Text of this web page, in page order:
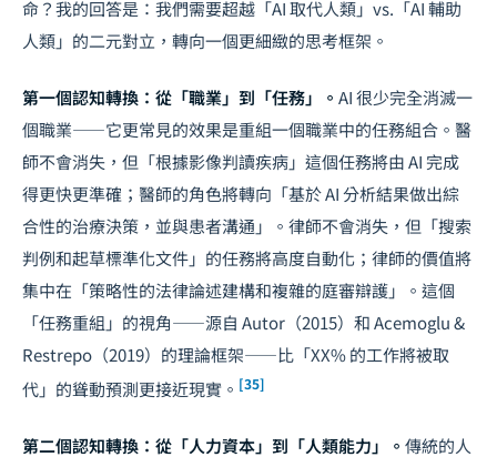
命？我的回答是：我們需要超越「AI 取代人類」vs.「AI 輔助
人類」的二元對立，轉向一個更細緻的思考框架。
第一個認知轉換：從「職業」到「任務」。 AI 很少完全消滅一
個職業——它更常見的效果是重組一個職業中的任務組合。醫
師不會消失，但「根據影像判讀疾病」這個任務將由 AI 完成
得更快更準確；醫師的角色將轉向「基於 AI 分析結果做出綜
合性的治療決策，並與患者溝通」。律師不會消失，但「搜索
判例和起草標準化文件」的任務將高度自動化；律師的價值將
集中在「策略性的法律論述建構和複雜的庭審辯護」。這個
「任務重組」的視角——源自 Autor（2015）和 Acemoglu &
Restrepo（2019）的理論框架——比「XX% 的工作將被取
代」的聳動預測更接近現實。 [35]
第二個認知轉換：從「人力資本」到「人類能力」。 傳統的人